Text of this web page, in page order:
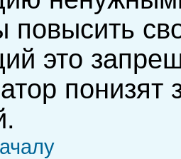
повысить
это
понизят